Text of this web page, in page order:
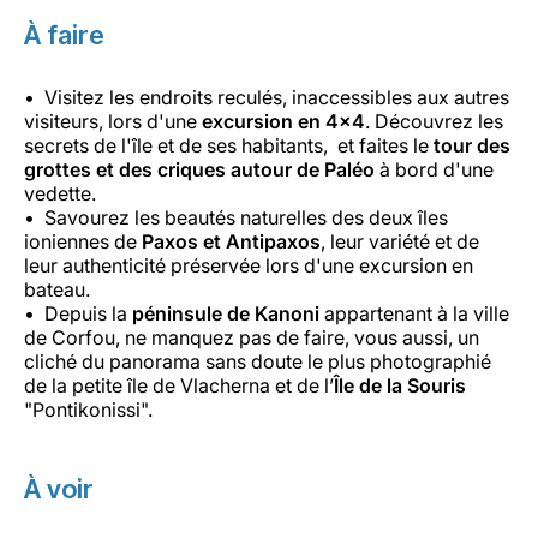
À faire
Visitez les endroits reculés, inaccessibles aux autres
visiteurs, lors d'une excursion en 4x4. Découvrez les
secrets de l'île et de ses habitants, et faites le tour des
grottes et des criques autour de Paléo à bord d'une
vedette.
Savourez les beautés naturelles des deux îles
ioniennes de Paxos et Antipaxos, leur variété et de
leur authenticité préservée lors d'une excursion en
bateau.
Depuis la péninsule de Kanoni appartenant à la ville
de Corfou, ne manquez pas de faire, vous aussi, un
cliché du panorama sans doute le plus photographié
de la petite île de Vlacherna et de l’Île de la Souris
"Pontikonissi".
À voir